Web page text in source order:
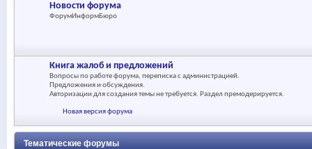
Новости форума
ФорумИнформБюро
Книга жалоб и предложений
Вопросы по работе форума, переписка с администрацией.
Предложения и обсуждения.
Авторизации для создания темы не требуется. Раздел премодерируется.
Новая версия форума
Тематические форумы